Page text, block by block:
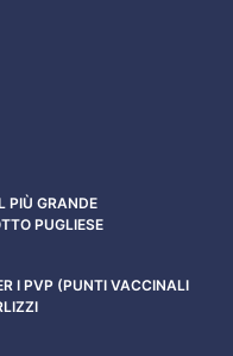
PIÙ GRANDE
PUGLIESE
I PVP (PUNTI VACCINALI